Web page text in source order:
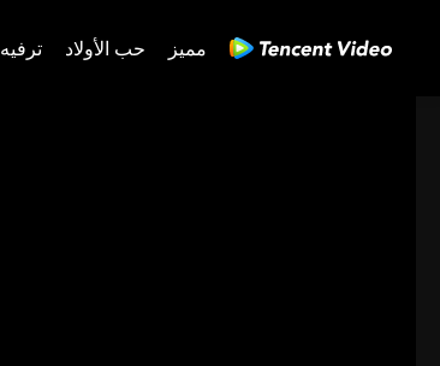
مميز حب الأولاد ترفيه